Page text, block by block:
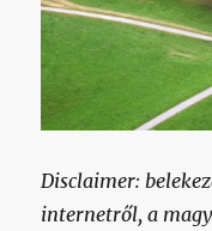
Disclaimer:
internetről, a